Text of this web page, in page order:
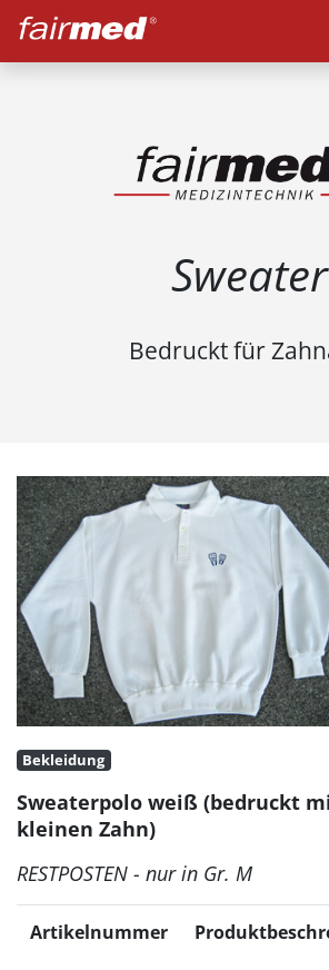
Sweater
Bedruckt für
Bekleidung
Sweaterpolo weiß (bedruckt
kleinen Zahn)
RESTPOSTEN - nur in Gr. M
Artikelnummer